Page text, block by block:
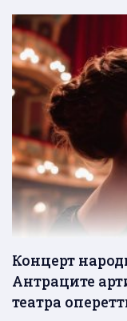
Концерт
Антраците
театра